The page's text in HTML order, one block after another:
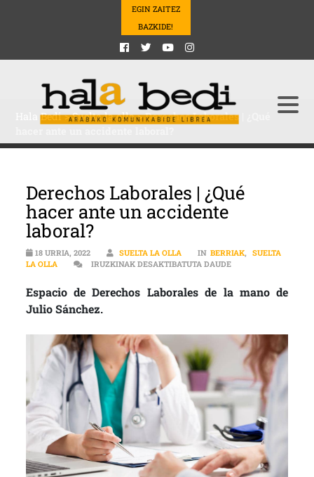
EGIN ZAITEZ
BAZKIDE!
Hala Bedi>Suelta la olla>Derechos Laborales | ¿Qué
Derechos Laborales | ¿Qué
hacer ante un accidente
laboral?
18 URRIA, 2022 SUELTA LA OLLA IN BERRIAK, SUELTA
LA OLLA
IRUZKINAK DESAKTIBATUTA DAUDEDERECHOS
Espacio de Derechos Laborales de la mano de
Julio Sánchez.